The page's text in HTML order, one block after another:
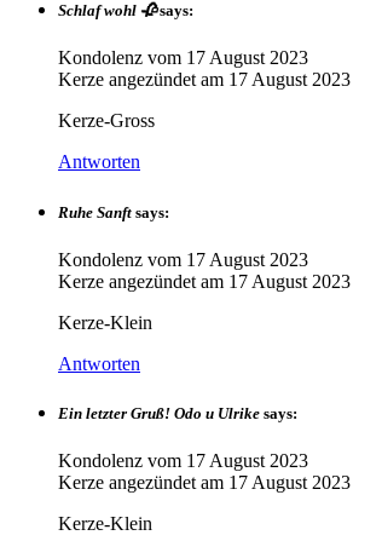
Schlaf wohl 🥀 says:
Kondolenz vom 17 August 2023
Kerze angezündet am 17 August 2023
Kerze-Gross
Antworten
Ruhe Sanft says:
Kondolenz vom 17 August 2023
Kerze angezündet am 17 August 2023
Kerze-Klein
Antworten
Ein letzter Gruß! Odo u Ulrike says:
Kondolenz vom 17 August 2023
Kerze angezündet am 17 August 2023
Kerze-Klein